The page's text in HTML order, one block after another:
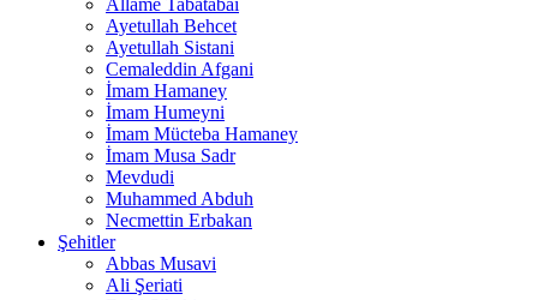
Allame Tabatabai
Ayetullah Behcet
Ayetullah Sistani
Cemaleddin Afgani
İmam Hamaney
İmam Humeyni
İmam Mücteba Hamaney
İmam Musa Sadr
Mevdudi
Muhammed Abduh
Necmettin Erbakan
Şehitler
Abbas Musavi
Ali Şeriati